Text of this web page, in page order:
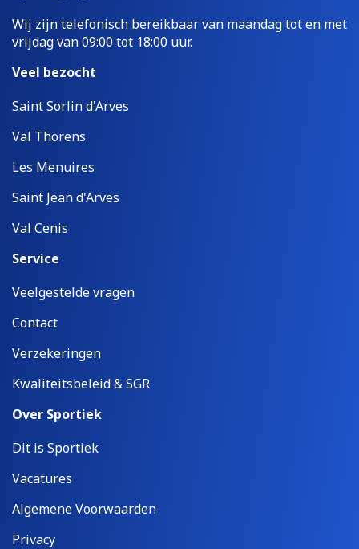
Wij zijn telefonisch bereikbaar van maandag tot en met
vrijdag van 09:00 tot 18:00 uur.
Veel bezocht
Saint Sorlin d'Arves
Val Thorens
Les Menuires
Saint Jean d'Arves
Val Cenis
Service
Veelgestelde vragen
Contact
Verzekeringen
Kwaliteitsbeleid & SGR
Over Sportiek
Dit is Sportiek
Vacatures
Algemene Voorwaarden
Privacy